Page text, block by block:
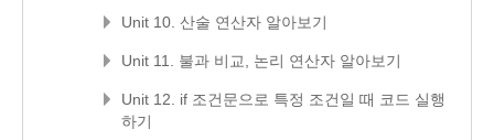
Unit 10. 산술 연산자 알아보기
Unit 11. 불과 비교, 논리 연산자 알아보기
Unit 12. if 조건문으로 특정 조건일 때 코드 실행
하기